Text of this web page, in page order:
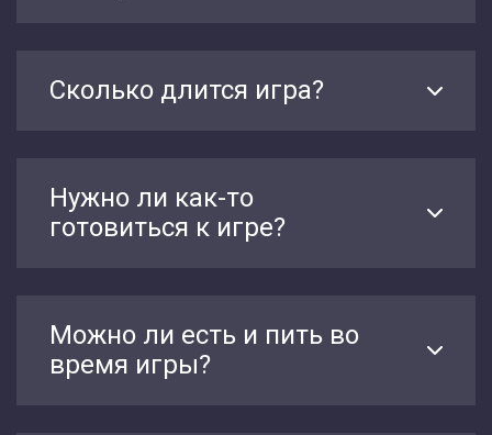
Сколько длится игра?
Нужно ли как-то
готовиться к игре?
Можно ли есть и пить во
время игры?